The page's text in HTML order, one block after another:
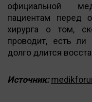
официальной
пациентам перед
хирурга о том,
проводит, есть
долго длится
Источник: